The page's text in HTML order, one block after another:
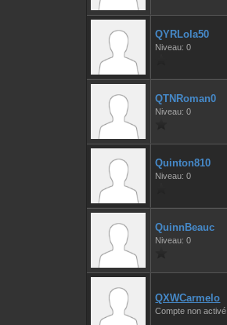
QYRLola50
Niveau: 0
QTNRoman0
Niveau: 0
Quinton810
Niveau: 0
QuinnBeauc
Niveau: 0
QXWCarmelo
Compte non activé